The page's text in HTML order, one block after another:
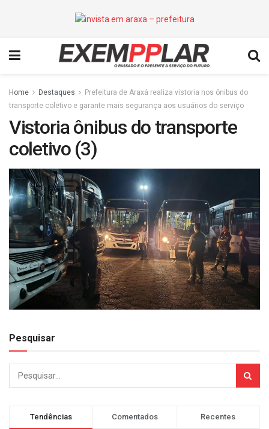
Home Destaques
Prefeitura de Araxá realiza vistoria nos ônibus do
transporte coletivo e garante mais segurança aos usuários do serviço
Vistoria ônibus do transporte
coletivo (3)
Pesquisar
Tendências Comentados Recentes